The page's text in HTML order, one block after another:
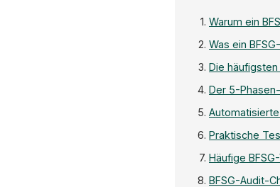
Warum ein
Was ein
Die
Der 5-
Praktische
Häufige
BFSG-Audit-